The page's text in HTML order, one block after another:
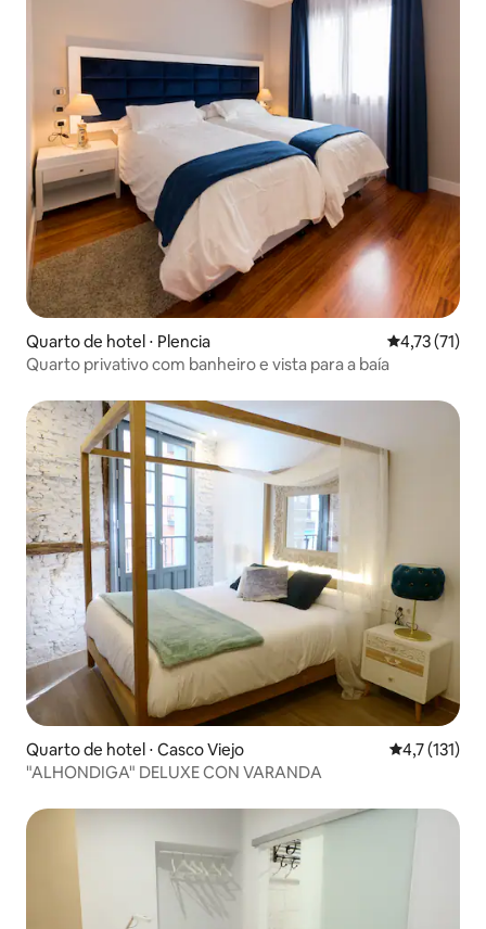
Quarto de hotel ⋅ Plencia 4,73 de uma
4,73 (71)
Quarto privativo com banheiro e vista para a baía
Quarto de hotel ⋅ Casco Viejo 4,7 de uma
4,7 (131)
"ALHONDIGA" DELUXE CON VARANDA